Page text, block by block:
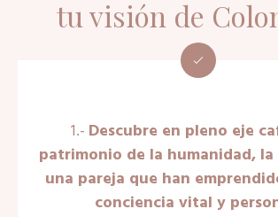
tu visión de
1.- Descubre en pleno eje
patrimonio de la humanidad,
una pareja que han
conciencia vital y